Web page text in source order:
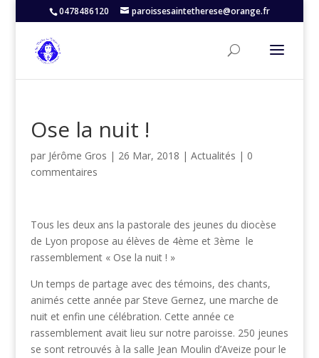
0478486120 paroissesaintetherese@orange.fr
Ose la nuit !
par Jérôme Gros | 26 Mar, 2018 | Actualités | 0
commentaires
Tous les deux ans la pastorale des jeunes du diocèse
de Lyon propose au élèves de 4ème et 3ème le
rassemblement « Ose la nuit ! »
Un temps de partage avec des témoins, des chants,
animés cette année par Steve Gernez, une marche de
nuit et enfin une célébration. Cette année ce
rassemblement avait lieu sur notre paroisse. 250 jeunes
se sont retrouvés à la salle Jean Moulin d’Aveize pour le